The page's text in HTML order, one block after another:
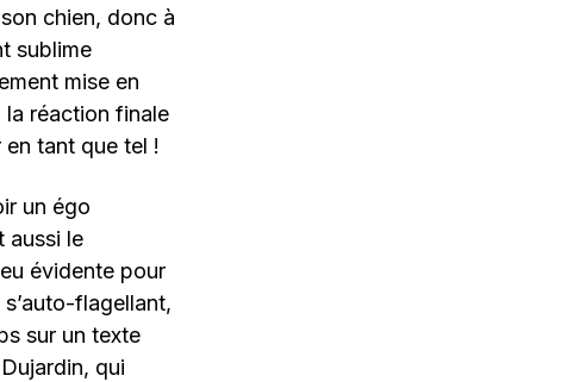
chien, donc à
sublime
mise en
la réaction finale
en tant que tel !
un égo
aussi le
évidente pour
flagellant,
sur un texte
qui